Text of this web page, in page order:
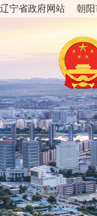
辽宁省政府网站 朝